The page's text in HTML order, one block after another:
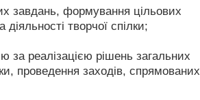
завдань, формування цільових
діяльності творчої спілки;
за реалізацією рішень загальних
проведення заходів, спрямованих